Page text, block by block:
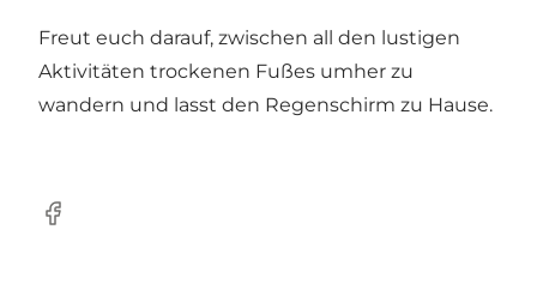
Freut euch darauf, zwischen all den lustigen
Aktivitäten trockenen Fußes umher zu
wandern und lasst den Regenschirm zu Hause.
Facebook